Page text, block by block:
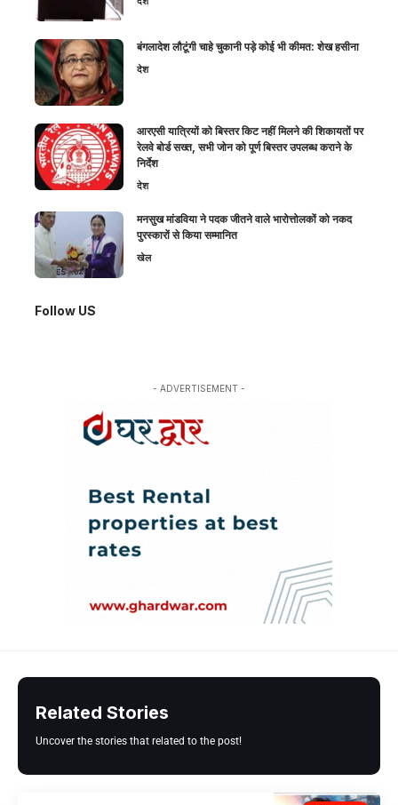
बंगलादेश लौटूंगी चाहे चुकानी पड़े कोई भी कीमत: शेख हसीना
देश
आरएसी यात्रियों को बिस्तर किट नहीं मिलने की शिकायतों पर
रेलवे बोर्ड सख्त, सभी जोन को पूर्ण बिस्तर उपलब्ध कराने के
निर्देश
देश
मनसुख मांडविया ने पदक जीतने वाले भारोत्तोलकों को नकद
पुरस्कारों से किया सम्मानित
खेल
Follow US
- ADVERTISEMENT -
Related Stories
Uncover the stories that related to the post!